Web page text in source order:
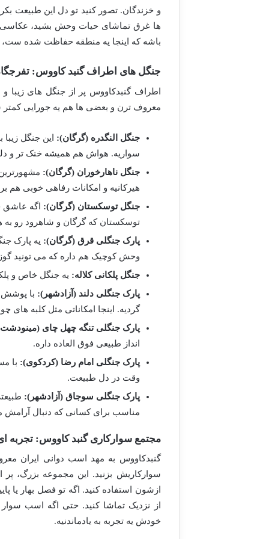
و خزندگان. تصور کنید تو دل این طبیعت
ها غرق تماشای حیات وحش بشید، عکاسی
باشه که اینجا یه منطقه حفاظت شده
جنگل های اطراف گنبد کاووس:
اطراف گنبدکاووس پر از جنگل های
معروف ترن و بعضی ها هم یه جورایی کمتر
جنگل النگدره (گرگان): این جنگل
سواریه. هواش هم همیشه خنک تر و
جنگل ناهارخوران (گرگان):
هیرکانیه و امکانات رفاهی خوبی هم
جنگل توسکستان (گرگان): اگه عاشق
توسکستان که گرگان و شاهرود رو
پارک جنگلی قرق (گرگان): یه پارک
وحش کوچیک هم داره که می تونید
جنگل پلکانی کلاله: یه جنگل خاص و
پارک جنگلی دلند (آزادشهر): با پوشش
گردیه. اینجا امکاناتی مثل کلبه های
پارک جنگلی تنگه چهل چای
انداز طبیعی فوق العاده داره.
پارک جنگلی امام رضا (کردکوی):
وقت در دل طبیعت.
پارک جنگلی سوجاق (آزادشهر):
مناسب برای کسانی که دنبال
مجتمع سوارکاری گنبد کاووس: تجربه
گنبدکاووس به مهد اسب دوانی ایران
سوارکاریش بزنید. این مجموعه بزرگ،
ازشون استفاده کنید. اگه تو فصل بهار یا
از نزدیک تماشا کنید. حتی اگه اسب
خودش یه تجربه به یادماندنیه.